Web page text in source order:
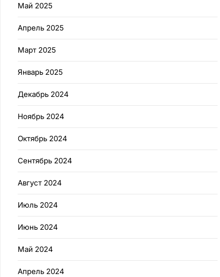
Май 2025
Апрель 2025
Март 2025
Январь 2025
Декабрь 2024
Ноябрь 2024
Октябрь 2024
Сентябрь 2024
Август 2024
Июль 2024
Июнь 2024
Май 2024
Апрель 2024